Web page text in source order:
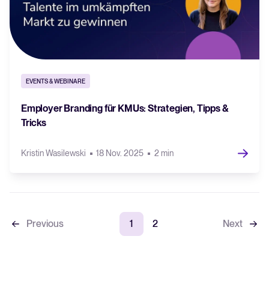
EVENTS & WEBINARE
Employer Branding für KMUs: Strategien, Tipps &
Tricks
Kristin Wasilewski 18 Nov. 2025 2 min
Previous 1 2 Next